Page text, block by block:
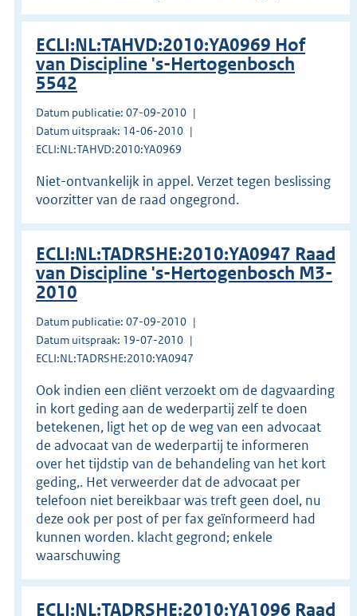
ECLI:NL:TAHVD:2010:YA0969 Hof
van Discipline 's-Hertogenbosch
5542
Datum publicatie: 07-09-2010
Datum uitspraak: 14-06-2010
ECLI:NL:TAHVD:2010:YA0969
Niet-ontvankelijk in appel. Verzet tegen beslissing
voorzitter van de raad ongegrond.
ECLI:NL:TADRSHE:2010:YA0947 Raad
van Discipline 's-Hertogenbosch M3-
2010
Datum publicatie: 07-09-2010
Datum uitspraak: 19-07-2010
ECLI:NL:TADRSHE:2010:YA0947
Ook indien een cliënt verzoekt om de dagvaarding
in kort geding aan de wederpartij zelf te doen
betekenen, ligt het op de weg van een advocaat
de advocaat van de wederpartij te informeren
over het tijdstip van de behandeling van het kort
geding,. Het verweerder dat de advocaat per
telefoon niet bereikbaar was treft geen doel, nu
deze ook per post of per fax geïnformeerd had
kunnen worden. klacht gegrond; enkele
waarschuwing
ECLI:NL:TADRSHE:2010:YA1096 Raad